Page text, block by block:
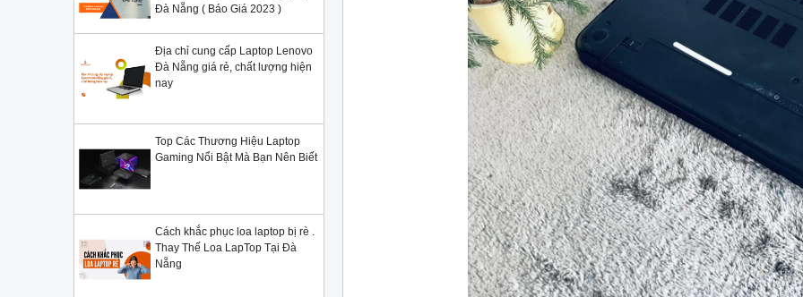
Đà Nẵng ( Báo Giá 2023 )
Địa chỉ cung cấp Laptop Lenovo
Đà Nẵng giá rẻ, chất lượng hiện
nay
Top Các Thương Hiệu Laptop
Gaming Nổi Bật Mà Bạn Nên Biết
Cách khắc phục loa laptop bị rè .
Thay Thế Loa LapTop Tại Đà
Nẵng